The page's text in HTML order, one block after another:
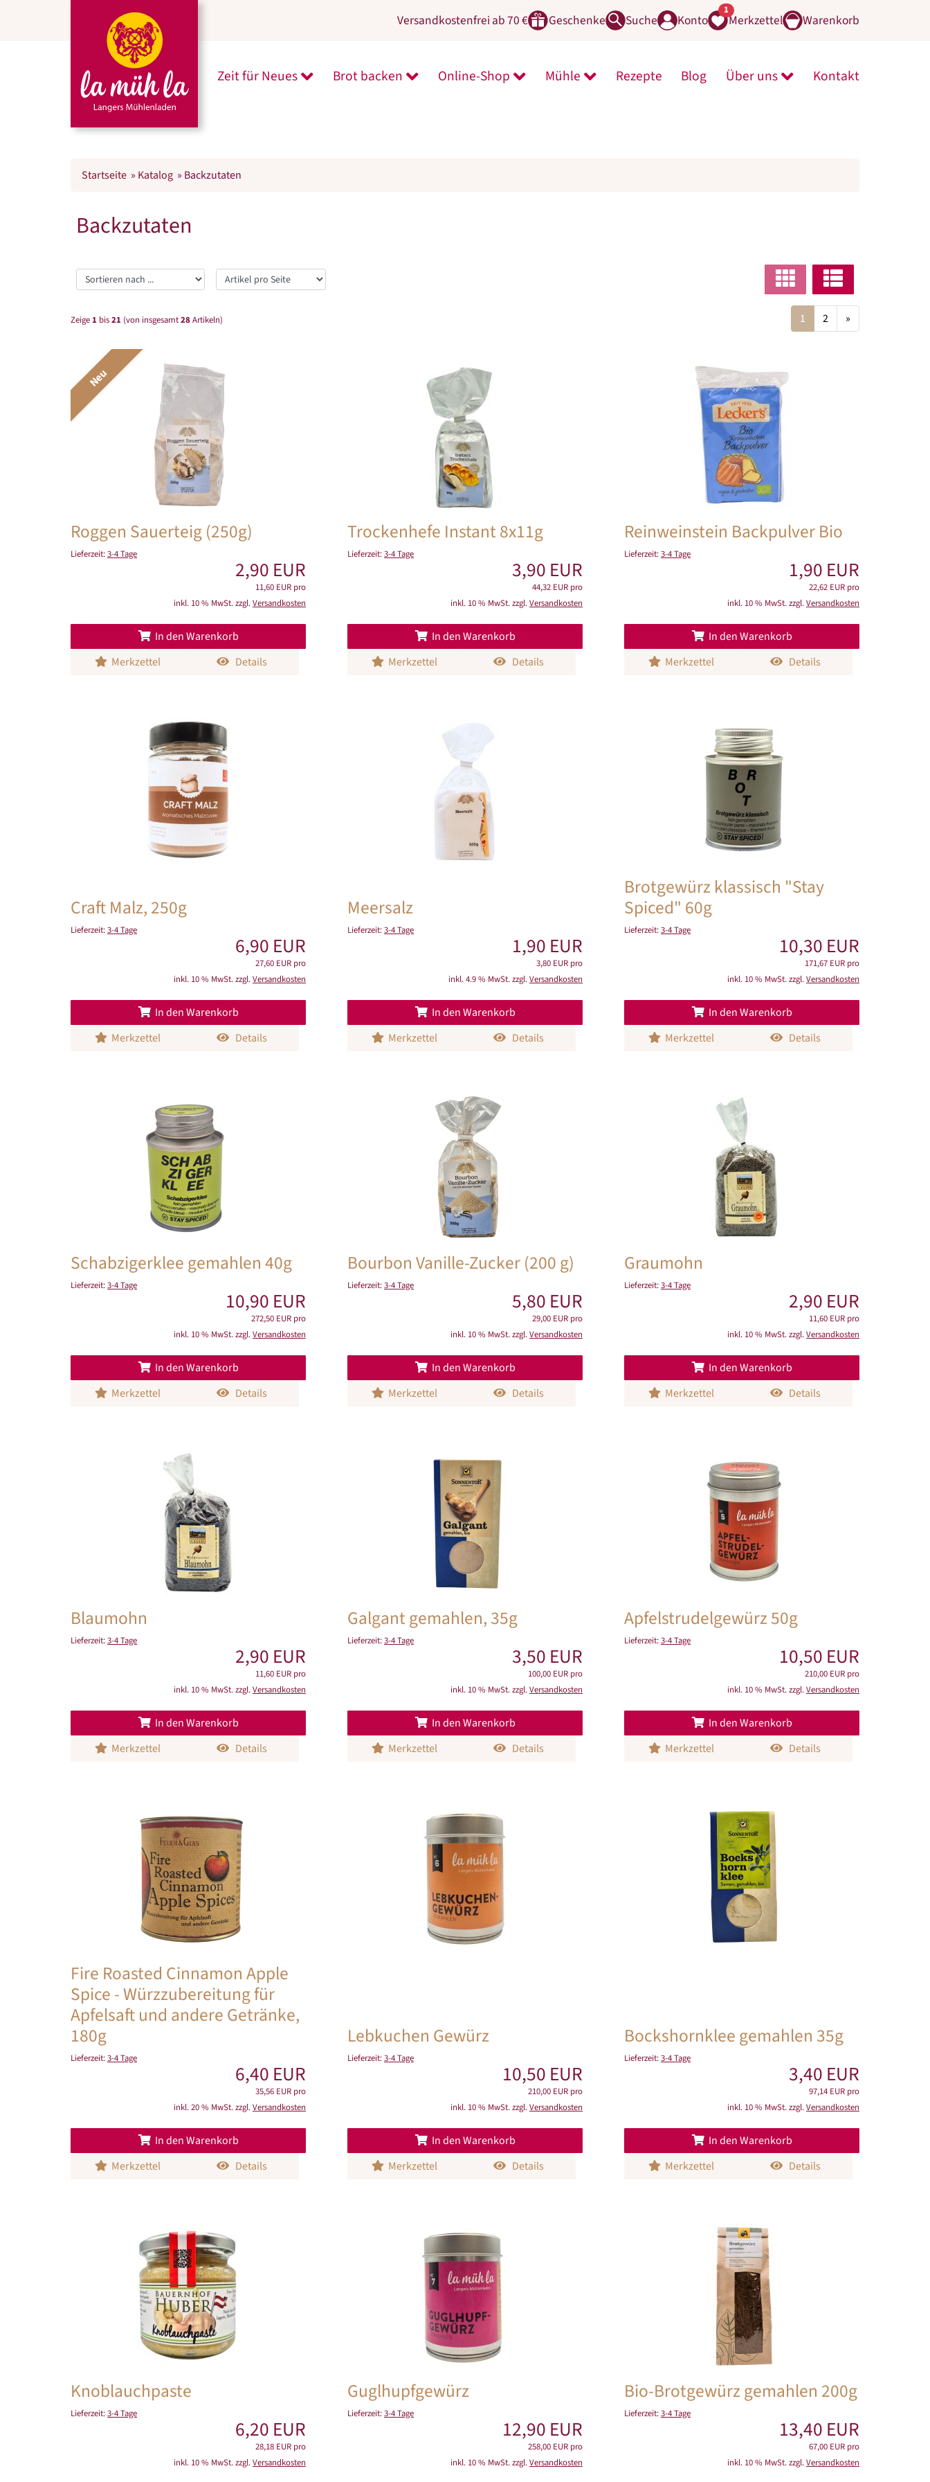
Versandkostenfrei ab 70 € Geschenke Suche Konto
1
Merkzettel Warenkorb
Zeit für NeuesUntermenü von Zeit für Neues öffnen
Brot backen Untermenü von Brot backen öffnen
Online-Shop Untermenü von Online-Shop öffnen
Mühle Untermenü von Mühle öffnen
Rezepte Blog Über unsUntermenü von Über
Kontakt
Startseite » Katalog » Backzutaten
Backzutaten
Zeige1 bis21 (von insgesamt28Artikeln) 1 2 »
Neu
Roggen Sauerteig (250g)
Lieferzeit:3-4 Tage
2,90 EUR
11,60 EUR pro
inkl. 10 % MwSt. zzgl.Versandkosten
In den Warenkorb
Merkzettel
Details
Trockenhefe Instant 8x11g
Lieferzeit:3-4 Tage
3,90 EUR
44,32 EUR pro
inkl. 10 % MwSt. zzgl.Versandkosten
In den Warenkorb
Merkzettel
Details
Reinweinstein Backpulver Bio
Lieferzeit:3-4 Tage
1,90 EUR
22,62 EUR pro
inkl. 10 % MwSt. zzgl.Versandkosten
In den Warenkorb
Merkzettel
Details
Craft Malz, 250g
Lieferzeit:3-4 Tage
6,90 EUR
27,60 EUR pro
inkl. 10 % MwSt. zzgl.Versandkosten
In den Warenkorb
Merkzettel
Details
Meersalz
Lieferzeit:3-4 Tage
1,90 EUR
3,80 EUR pro
inkl. 4.9 % MwSt. zzgl.Versandkosten
In den Warenkorb
Merkzettel
Details
Brotgewürz klassisch "Stay
Spiced" 60g
Lieferzeit:3-4 Tage
10,30 EUR
171,67 EUR pro
inkl. 10 % MwSt. zzgl.Versandkosten
In den Warenkorb
Merkzettel
Details
Schabzigerklee gemahlen 40g
Lieferzeit:3-4 Tage
10,90 EUR
272,50 EUR pro
inkl. 10 % MwSt. zzgl.Versandkosten
In den Warenkorb
Merkzettel
Details
Bourbon Vanille-Zucker (200 g)
Lieferzeit:3-4 Tage
5,80 EUR
29,00 EUR pro
inkl. 10 % MwSt. zzgl.Versandkosten
In den Warenkorb
Merkzettel
Details
Graumohn
Lieferzeit:3-4 Tage
2,90 EUR
11,60 EUR pro
inkl. 10 % MwSt. zzgl.Versandkosten
In den Warenkorb
Merkzettel
Details
Blaumohn
Lieferzeit:3-4 Tage
2,90 EUR
11,60 EUR pro
inkl. 10 % MwSt. zzgl.Versandkosten
In den Warenkorb
Merkzettel
Details
Galgant gemahlen, 35g
Lieferzeit:3-4 Tage
3,50 EUR
100,00 EUR pro
inkl. 10 % MwSt. zzgl.Versandkosten
In den Warenkorb
Merkzettel
Details
Apfelstrudelgewürz 50g
Lieferzeit:3-4 Tage
10,50 EUR
210,00 EUR pro
inkl. 10 % MwSt. zzgl.Versandkosten
In den Warenkorb
Merkzettel
Details
Fire Roasted Cinnamon Apple
Spice - Würzzubereitung für
Apfelsaft und andere Getränke,
180g
Lieferzeit:3-4 Tage
6,40 EUR
35,56 EUR pro
inkl. 20 % MwSt. zzgl.Versandkosten
In den Warenkorb
Merkzettel
Details
Lebkuchen Gewürz
Lieferzeit:3-4 Tage
10,50 EUR
210,00 EUR pro
inkl. 10 % MwSt. zzgl.Versandkosten
In den Warenkorb
Merkzettel
Details
Bockshornklee gemahlen 35g
Lieferzeit:3-4 Tage
3,40 EUR
97,14 EUR pro
inkl. 10 % MwSt. zzgl.Versandkosten
In den Warenkorb
Merkzettel
Details
Knoblauchpaste
Lieferzeit:3-4 Tage
6,20 EUR
28,18 EUR pro
inkl. 10 % MwSt. zzgl.Versandkosten
Guglhupfgewürz
Lieferzeit:3-4 Tage
12,90 EUR
258,00 EUR pro
inkl. 10 % MwSt. zzgl.Versandkosten
Bio-Brotgewürz gemahlen 200g
Lieferzeit:3-4 Tage
13,40 EUR
67,00 EUR pro
inkl. 10 % MwSt. zzgl.Versandkosten